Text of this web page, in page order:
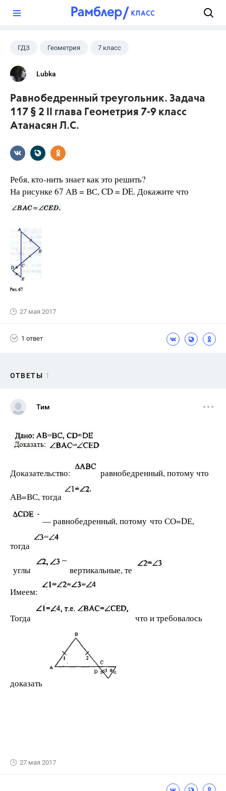
ГДЗ Геометрия 7 класс
9 класс
Lubka
Равнобедренный треугольник. Задача
117 § 2 II глава Геометрия 7-9 класс
Атанасян Л.С.
Ребя, кто-нить знает как это решить?
На рисунке 67 АВ = ВС, CD = DE. Докажите что
27 мая 2017
1 ответ
ОТВЕТЫ 1
Тим
Доказательство: равнобедренный, потому что
АВ=ВС, тогда
— равнобедренный, потому что СО=DЕ,
тогда
углы
вертикальные, те
Имеем:
Тогда что и требовалось
доказать
27 мая 2017